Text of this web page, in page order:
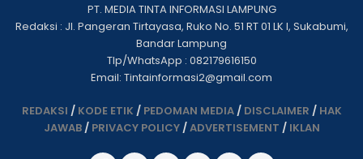
PT. MEDIA TINTA INFORMASI LAMPUNG
Redaksi : Jl. Pangeran Tirtayasa, Ruko No. 51 RT 01 LK I, Sukabumi,
Bandar Lampung
Tlp/WhatsApp : 082179616150
Email: Tintainformasi2@gmail.com
REDAKSI / KODE ETIK / PEDOMAN MEDIA/ DISCLAIMER / HAK
JAWAB/ PRIVACY POLICY/ADVERTISEMENT / IKLAN